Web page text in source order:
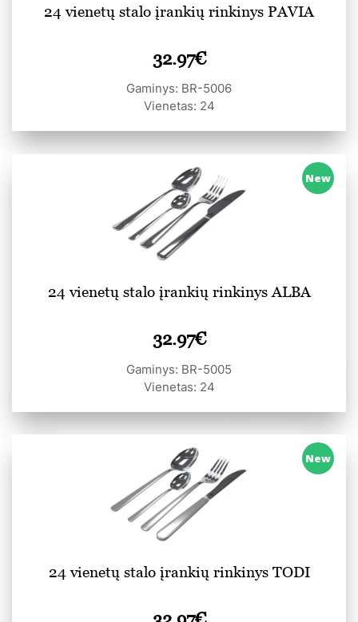
24 vienetų stalo įrankių rinkinys PAVIA
32.97€
Gaminys: BR-5006
Vienetas: 24
New
24 vienetų stalo įrankių rinkinys ALBA
32.97€
Gaminys: BR-5005
Vienetas: 24
New
24 vienetų stalo įrankių rinkinys TODI